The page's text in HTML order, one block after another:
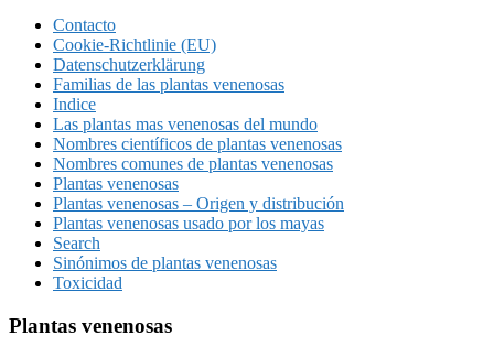
Contacto
Cookie-Richtlinie (EU)
Datenschutzerklärung
Familias de las plantas venenosas
Indice
Las plantas mas venenosas del mundo
Nombres científicos de plantas venenosas
Nombres comunes de plantas venenosas
Plantas venenosas
Plantas venenosas – Origen y distribución
Plantas venenosas usado por los mayas
Search
Sinónimos de plantas venenosas
Toxicidad
Plantas venenosas